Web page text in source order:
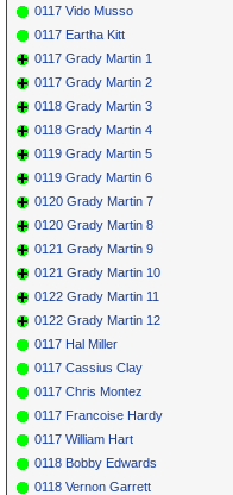
0117 Vido Musso
0117 Eartha Kitt
0117 Grady Martin 1
0117 Grady Martin 2
0118 Grady Martin 3
0118 Grady Martin 4
0119 Grady Martin 5
0119 Grady Martin 6
0120 Grady Martin 7
0120 Grady Martin 8
0121 Grady Martin 9
0121 Grady Martin 10
0122 Grady Martin 11
0122 Grady Martin 12
0117 Hal Miller
0117 Cassius Clay
0117 Chris Montez
0117 Francoise Hardy
0117 William Hart
0118 Bobby Edwards
0118 Vernon Garrett